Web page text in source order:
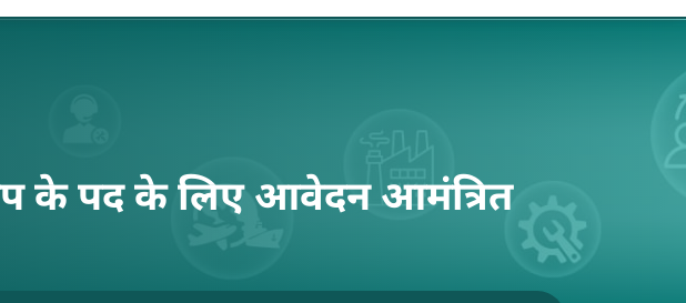
के पद के लिए आवेदन आमंत्रित